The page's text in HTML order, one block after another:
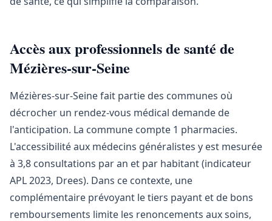
Accès aux professionnels de santé de
Mézières-sur-Seine
Mézières-sur-Seine fait partie des communes où
décrocher un rendez-vous médical demande de
l'anticipation. La commune compte 1 pharmacies.
L'accessibilité aux médecins généralistes y est mesurée
à 3,8 consultations par an et par habitant (indicateur
APL 2023, Drees). Dans ce contexte, une
complémentaire prévoyant le tiers payant et de bons
remboursements limite les renoncements aux soins,